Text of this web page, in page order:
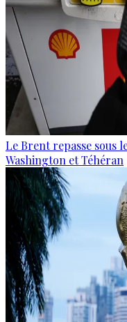
Le Brent repasse sous
Washington et Téhéran